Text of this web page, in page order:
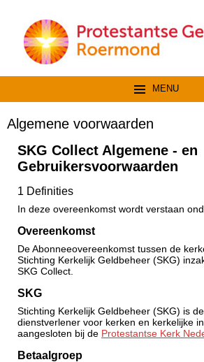
MENU
Algemene voorwaarden
SKG Collect Algemene - en
Gebruikersvoorwaarden
1 Definities
In deze overeenkomst wordt verstaan
Overeenkomst
De Abonneeovereenkomst tussen de
Stichting Kerkelijk Geldbeheer (SKG)
SKG Collect.
SKG
Stichting Kerkelijk Geldbeheer (SKG) is
dienstverlener voor kerken en kerkelijke
aangesloten bij de Protestantse Kerk
Betaalgroep